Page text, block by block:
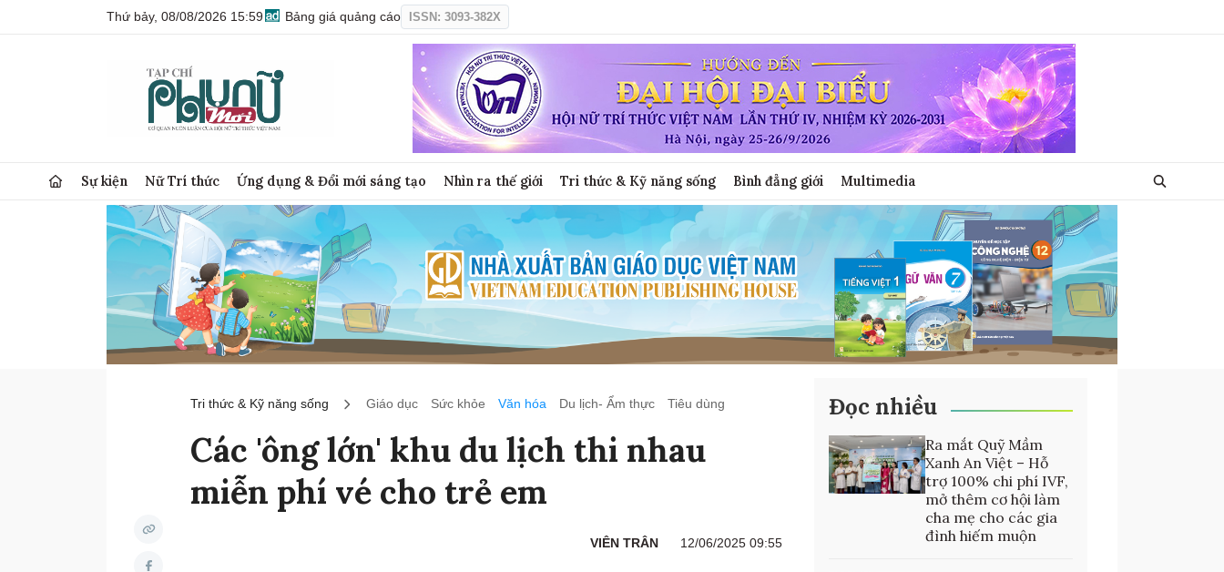
Thứ bảy, 08/08/2026 15:59 Bảng giá quảng cáo ISSN: 3093-382X
Sự kiện Nữ Trí thức Ứng dụng & Đổi mới sáng tạo Nhìn ra thế giới Tri thức & Kỹ năng sống Bình đẳng giới Multimedia
Tri thức & Kỹ năng sống Giáo dục Sức khỏe Văn hóa Du lịch- Ẩm thực Tiêu dùng
Các 'ông lớn' khu du lịch thi nhau
miễn phí vé cho trẻ em
VIÊN TRÂN 12/06/2025 09:55
Đọc nhiều
Ra mắt Quỹ Mầm
Xanh An Việt – Hỗ
trợ 100% chi phí IVF,
mở thêm cơ hội làm
cha mẹ cho các gia
đình hiếm muộn